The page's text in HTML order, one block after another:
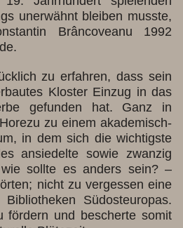
unerwähnt bleiben musste,
Brâncoveanu 1992
zu erfahren, dass sein
Kloster Einzug in das
gefunden hat. Ganz in
zu einem akademisch-
in dem sich die wichtigste
ansiedelte sowie zwanzig
sollte es anders sein? –
nicht zu vergessen eine
Südosteuropas.
fördern und bescherte somit